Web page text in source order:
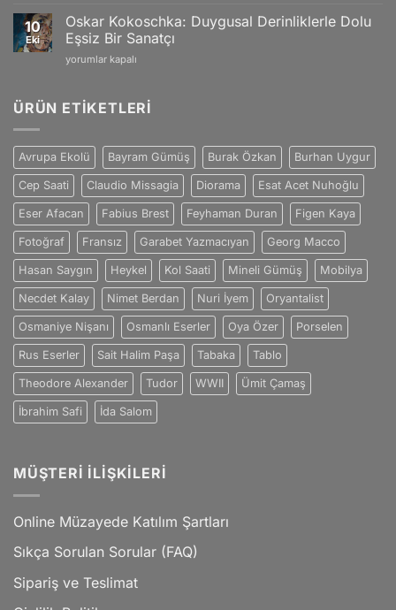
Eşsiz
Sanat
Dünyası
için
Sanat
Dünyasını
Değiştiren
Dahi
Yaratıcılık
10
Eki
Oskar Kokoschka: Duygusal Derinliklerle Dolu
Eşsiz Bir Sanatçı
Oskar
Derinliklerle
Bir
Sanatçı
için
yorumlar kapalı
ÜRÜN ETIKETLERI
Avrupa Ekolü Bayram Gümüş Burak Özkan Burhan Uygur
Cep Saati Claudio Missagia Diorama Esat Acet Nuhoğlu
Eser Afacan Fabius Brest Feyhaman Duran Figen Kaya
Fotoğraf Fransız Garabet Yazmacıyan Georg Macco
Hasan Saygın Heykel Kol Saati Mineli Gümüş Mobilya
Necdet Kalay Nimet Berdan Nuri İyem Oryantalist
Osmaniye Nişanı Osmanlı Eserler Oya Özer Porselen
Rus Eserler Sait Halim Paşa Tabaka Tablo
Theodore Alexander Tudor WWII Ümit Çamaş
İbrahim Safi İda Salom
MÜŞTERI İLIŞKILERI
Online Müzayede Katılım Şartları
Sıkça Sorulan Sorular (FAQ)
Sipariş ve Teslimat